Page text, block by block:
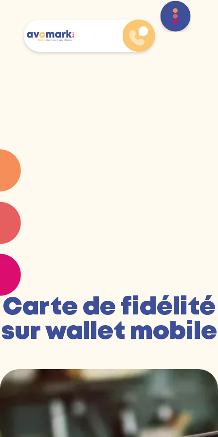
Carte de fidélité
sur wallet mobile